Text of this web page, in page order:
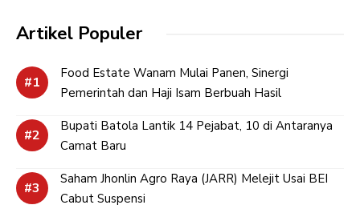
Artikel Populer
Food Estate Wanam Mulai Panen, Sinergi
Pemerintah dan Haji Isam Berbuah Hasil
Bupati Batola Lantik 14 Pejabat, 10 di Antaranya
Camat Baru
Saham Jhonlin Agro Raya (JARR) Melejit Usai BEI
Cabut Suspensi